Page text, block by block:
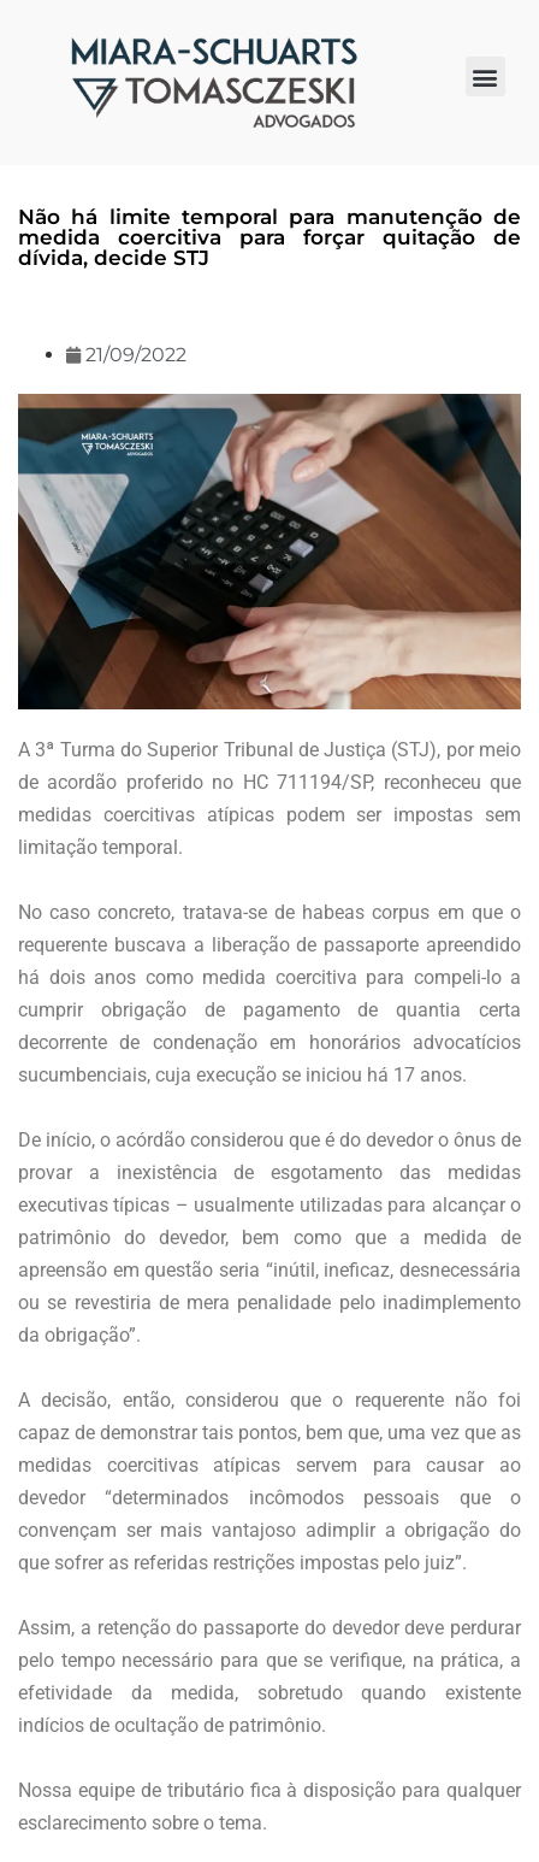
Não há limite temporal para manutenção de
medida coercitiva para forçar quitação de
dívida, decide STJ
21/09/2022
A 3ª Turma do Superior Tribunal de Justiça (STJ), por meio
de acordão proferido no HC 711194/SP, reconheceu que
medidas coercitivas atípicas podem ser impostas sem
limitação temporal.
No caso concreto, tratava-se de habeas corpus em que o
requerente buscava a liberação de passaporte apreendido
há dois anos como medida coercitiva para compeli-lo a
cumprir obrigação de pagamento de quantia certa
decorrente de condenação em honorários advocatícios
sucumbenciais, cuja execução se iniciou há 17 anos.
De início, o acórdão considerou que é do devedor o ônus de
provar a inexistência de esgotamento das medidas
executivas típicas – usualmente utilizadas para alcançar o
patrimônio do devedor, bem como que a medida de
apreensão em questão seria “inútil, ineficaz, desnecessária
ou se revestiria de mera penalidade pelo inadimplemento
da obrigação”.
A decisão, então, considerou que o requerente não foi
capaz de demonstrar tais pontos, bem que, uma vez que as
medidas coercitivas atípicas servem para causar ao
devedor “determinados incômodos pessoais que o
convençam ser mais vantajoso adimplir a obrigação do
que sofrer as referidas restrições impostas pelo juiz”.
Assim, a retenção do passaporte do devedor deve perdurar
pelo tempo necessário para que se verifique, na prática, a
efetividade da medida, sobretudo quando existente
indícios de ocultação de patrimônio.
Nossa equipe de tributário fica à disposição para qualquer
esclarecimento sobre o tema.